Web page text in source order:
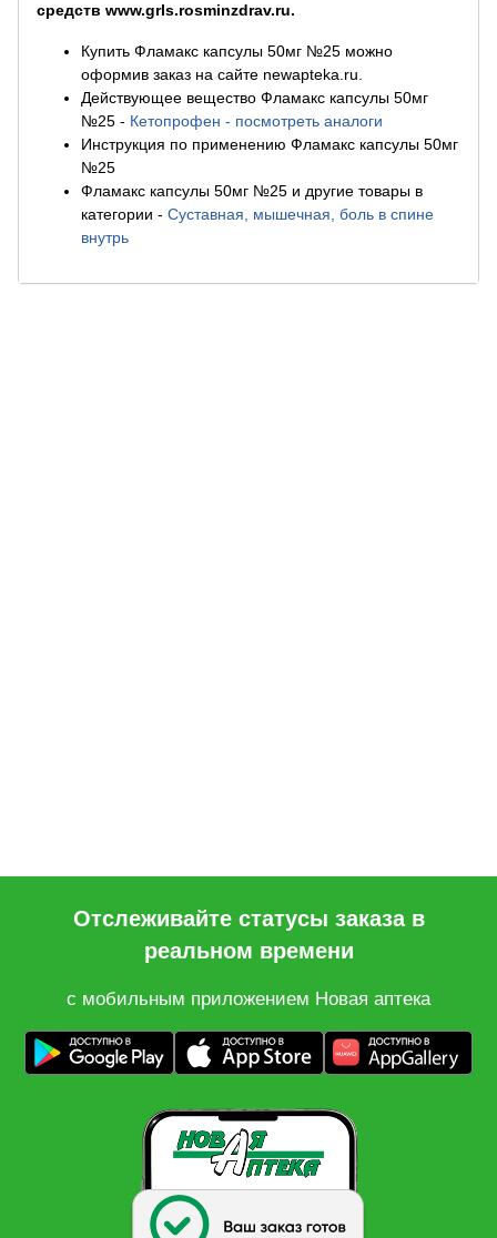
средств www.grls.rosminzdrav.ru.
Купить Фламакс капсулы 50мг №25 можно
оформив заказ на сайте newapteka.ru.
Действующее вещество Фламакс капсулы 50мг
№25 - Кетопрофен - посмотреть аналоги
Инструкция по применению Фламакс капсулы 50мг
№25
Фламакс капсулы 50мг №25 и другие товары в
категории - Суставная, мышечная, боль в спине
внутрь
Отслеживайте статусы заказа в
реальном времени
с мобильным приложением Новая аптека